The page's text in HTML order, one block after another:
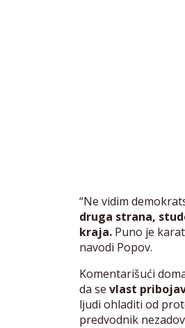
“Ne vidim
druga strana,
kraja. Puno je
navodi Popov.
Komentarišući
da se vlast
ljudi ohladiti od
predvodnik